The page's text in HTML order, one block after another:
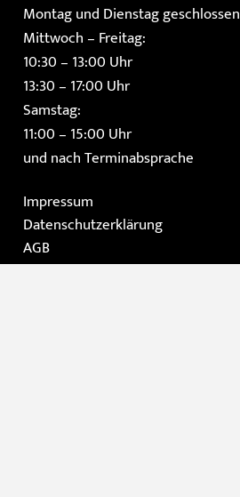
Montag und Dienstag geschlossen
Mittwoch – Freitag:
10:30 – 13:00 Uhr
13:30 – 17:00 Uhr
Samstag:
11:00 – 15:00 Uhr
und nach Terminabsprache
Impressum
Datenschutzerklärung
AGB
Instagram